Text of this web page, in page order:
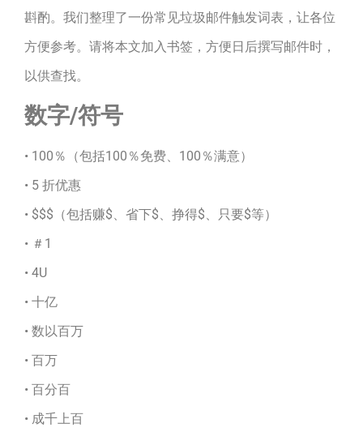
斟酌。我们整理了一份常见垃圾邮件触发词表，让各位
方便参考。请将本文加入书签，方便日后撰写邮件时，
以供查找。
数字/符号
• 100％（包括100％免费、100％满意）
• 5 折优惠
• $$$（包括赚$、省下$、挣得$、只要$等）
• ＃1
• 4U
• 十亿
• 数以百万
• 百万
• 百分百
• 成千上百